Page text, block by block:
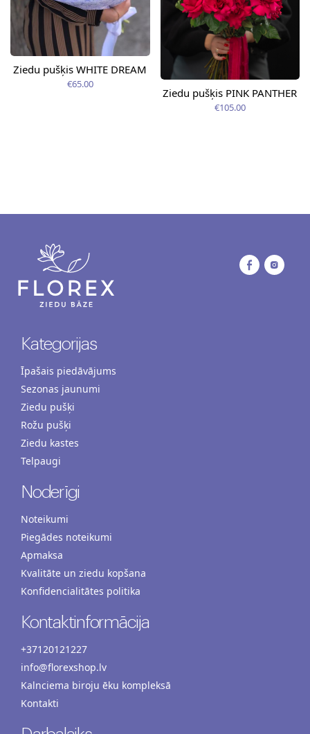
Ziedu pušķis WHITE DREAM
€65.00
Ziedu pušķis PINK PANTHER
€105.00
Kategorijas
Īpašais piedāvājums
Sezonas jaunumi
Ziedu pušķi
Rožu pušķi
Ziedu kastes
Telpaugi
Noderīgi
Noteikumi
Piegādes noteikumi
Apmaksa
Kvalitāte un ziedu kopšana
Konfidencialitātes politika
Kontaktinformācija
+37120121227
info@florexshop.lv
Kalnciema biroju ēku kompleksā
Kontakti